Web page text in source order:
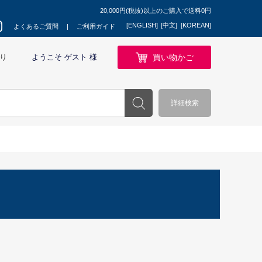
20,000円(税抜)以上のご購入で送料0円
よくあるご質問 ご利用ガイド [ENGLISH] [中文] [KOREAN]
ようこそ ゲスト 様 買い物かご
詳細検索